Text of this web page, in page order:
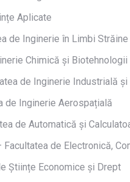
Aplicate
de Inginerie în Limbi Străine
Chimică și Biotehnologii
de Inginerie Industrială
de Inginerie Aerospațială
de Automatică și
Facultatea de Electronică,
Științe Economice și Drept